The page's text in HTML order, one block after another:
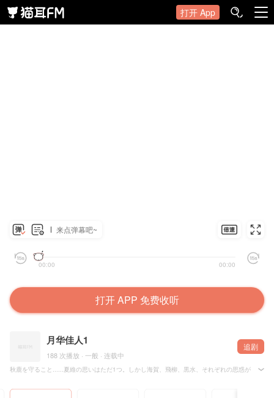
打开 App
来点弹幕吧~
00:00 00:00
打开 APP 免费收听
月华佳人1
188 次播放 · 一般 · 连载中
追剧
秋鹿を守ること......夏維の思いはただ1つ。しかし海賀、飛柳、黒水、それぞれの思惑が、夏